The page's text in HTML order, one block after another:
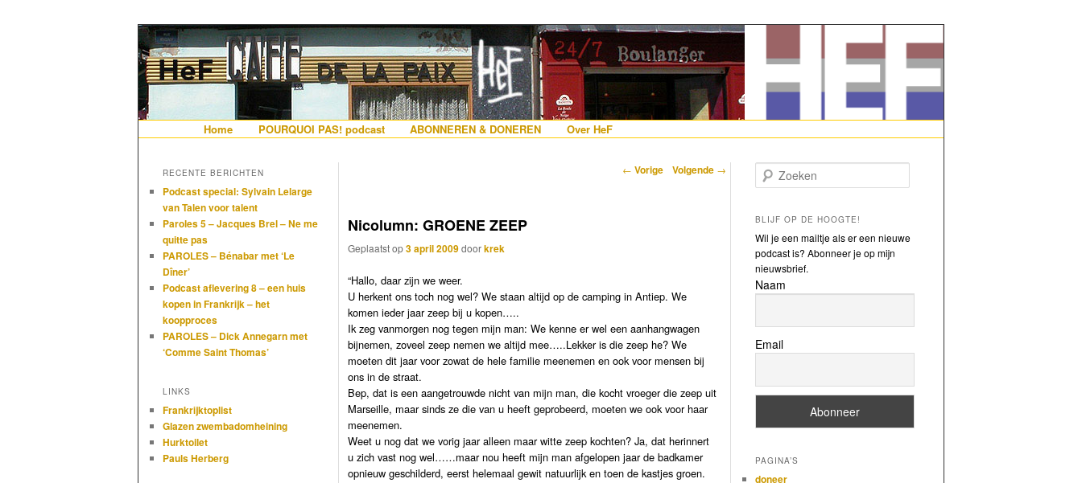
Hollandais en France
De gezelligste website voor Nederlanders die iets met Frankrijk hebben
Spring naar de primaire inhoud
Spring naar de secundaire inhoud
Home POURQUOI PAS! podcast ABONNEREN & DONEREN Over HeF
Berichtnavigatie
← Vorige Volgende →
Nicolumn: GROENE ZEEP
Geplaatst op3 april 2009doorkrek
“Hallo, daar zijn we weer.
U herkent ons toch nog wel? We staan altijd op de camping in Antiep. We
komen ieder jaar zeep bij u kopen…..
Ik zeg vanmorgen nog tegen mijn man: We kenne er wel een aanhangwagen
bijnemen, zoveel zeep nemen we altijd mee…..Lekker is die zeep he? We
moeten dit jaar voor zowat de hele familie meenemen en ook voor mensen bij
ons in de straat.
Bep, dat is een aangetrouwde nicht van mijn man, die kocht vroeger die zeep uit
Marseille, maar sinds ze die van u heeft geprobeerd, moeten we ook voor haar
meenemen.
Weet u nog dat we vorig jaar alleen maar witte zeep kochten? Ja, dat herinnert
u zichvast nog wel……maar nou heeft mijn man afgelopen jaar de badkamer
opnieuw geschilderd, eerst helemaal gewit natuurlijk en toen de kastjes groen.
RECENTE BERICHTEN
Podcast special: Sylvain Lelarge
van Talen voor talent
Paroles 5 – Jacques Brel – Ne me
quitte pas
PAROLES – Bénabar met ‘Le
Dîner’
Podcast aflevering 8 – een huis
kopen in Frankrijk – het
koopproces
PAROLES – Dick Annegarn met
‘Comme Saint Thomas’
LINKS
Frankrijktoplist
Glazen zwembadomheining
Hurktoilet
Pauls Herberg
Zoeken
BLIJF OP DE HOOGTE!
Wil je een mailtje als er een nieuwe
podcast is? Abonneer je op mijn
nieuwsbrief.
Naam
Email
PAGINA’S
doneer